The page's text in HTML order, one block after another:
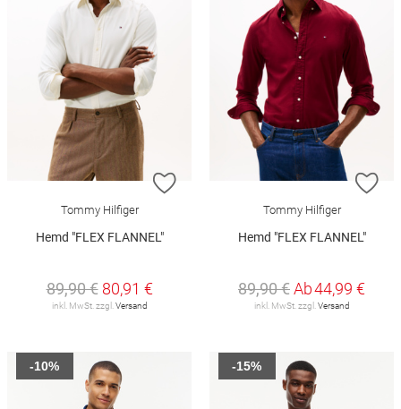
ZUR WUNSCHLISTE HINZUFÜGEN
Tommy Hilfiger
Hemd "FLEX FLANNEL"
89,90 € 80,91 €
inkl. MwSt. zzgl. Versand
Tommy Hilfiger
Hemd "FLEX FLANNEL"
89,90 €Ab44,99 €
inkl. MwSt. zzgl. Versand
-10% -15%